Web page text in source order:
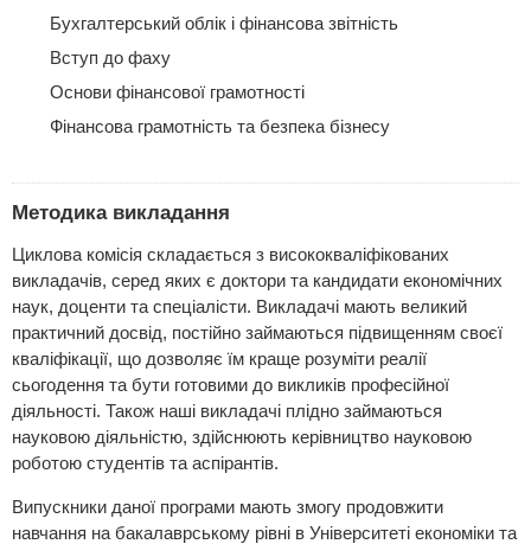
Бухгалтерський облік і фінансова звітність
Вступ до фаху
Основи фінансової грамотності
Фінансова грамотність та безпека бізнесу
Методика викладання
Циклова комісія складається з висококваліфікованих
викладачів, серед яких є доктори та кандидати економічних
наук, доценти та спеціалісти. Викладачі мають великий
практичний досвід, постійно займаються підвищенням своєї
кваліфікації, що дозволяє їм краще розуміти реалії
сьогодення та бути готовими до викликів професійної
діяльності. Також наші викладачі плідно займаються
науковою діяльністю, здійснюють керівництво науковою
роботою студентів та аспірантів.
Випускники даної програми мають змогу продовжити
навчання на бакалаврському рівні в Університеті економіки та